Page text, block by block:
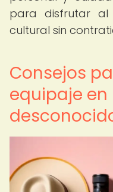
para disfrutar
cultural sin
Consejos
equipaje